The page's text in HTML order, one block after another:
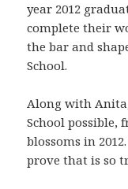
year 2012
complete their
the bar and
School.
Along with
School possible,
blossoms in
prove that is so